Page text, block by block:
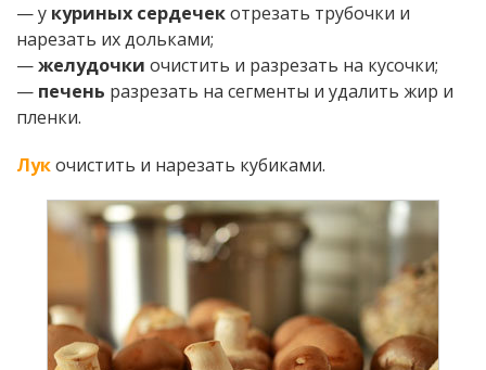
— у куриных сердечекотрезать трубочки и
нарезать их дольками;
—желудочки очистить и разрезать на кусочки;
— печень разрезать на сегменты и удалить жир и
пленки.
Лукочистить и нарезать кубиками.